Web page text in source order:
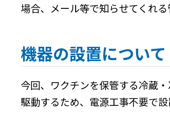
場合、メール等で知らせてくれ
機器の設置について
今回、ワクチンを保管する冷蔵
駆動するため、電源工事不要で